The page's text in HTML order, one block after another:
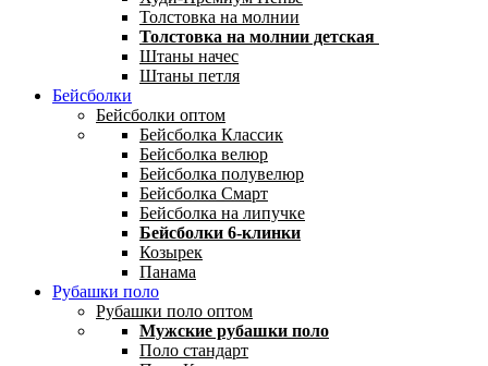
Толстовка на молнии
Толстовка на молнии детская
Штаны начес
Штаны петля
Бейсболки
Бейсболки оптом
Бейсболка Классик
Бейсболка велюр
Бейсболка полувелюр
Бейсболка Смарт
Бейсболка на липучке
Бейсболки 6-клинки
Козырек
Панама
Рубашки поло
Рубашки поло оптом
Мужские рубашки поло
Поло стандарт